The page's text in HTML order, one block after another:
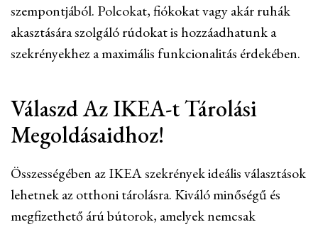
szempontjából. Polcokat, fiókokat vagy akár ruhák
akasztására szolgáló rúdokat is hozzáadhatunk a
szekrényekhez a maximális funkcionalitás érdekében.
Válaszd Az IKEA-t Tárolási
Megoldásaidhoz!
Összességében az IKEA szekrények ideális választások
lehetnek az otthoni tárolásra. Kiváló minőségű és
megfizethető árú bútorok, amelyek nemcsak